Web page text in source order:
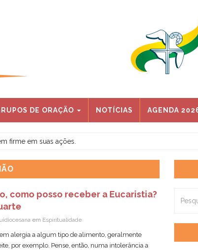
DE ORAÇÃO NOTÍCIAS AGENDA
firme em suas ações.
como posso receber a Eucaristia?
em Espiritualidade
alergia a algum tipo de alimento, geralmente
por exemplo. Pense, então, numa intolerância a